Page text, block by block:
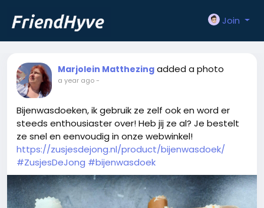
Join
Marjolein Matthezing added a photo
a year ago-
Bijenwasdoeken, ik gebruik ze zelf ook en word er
steeds enthousiaster over! Heb jij ze al? Je bestelt
ze snel en eenvoudig in onze webwinkel!
https://zusjesdejong.nl/product/bijenwasdoek/
#ZusjesDeJong #bijenwasdoek